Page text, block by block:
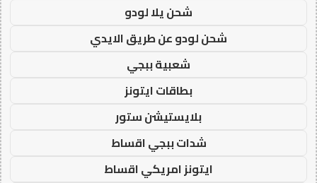
شحن يلا لودو
شحن لودو عن طريق الايدي
شعبية ببجي
بطاقات ايتونز
بلايستيشن ستور
شدات ببجي اقساط
ايتونز امريكي اقساط